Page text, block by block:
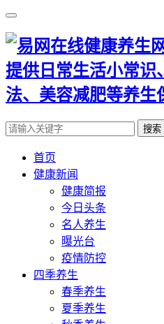
搜索
首页
健康新闻
健康简报
今日头条
名人养生
曝光台
疫情防控
四季养生
春季养生
夏季养生